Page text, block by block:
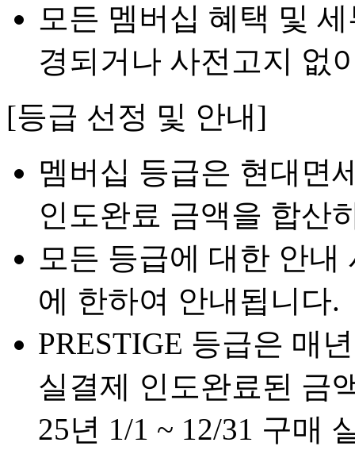
모든 멤버십 혜택 및
경되거나 사전고지 없
[등급 선정 및 안내]
멤버십 등급은 현대면
인도완료 금액을 합산
모든 등급에 대한 안내
에 한하여 안내됩니다.
PRESTIGE 등급은 매
실결제 인도완료된 금
25년 1/1 ~ 12/31 구매